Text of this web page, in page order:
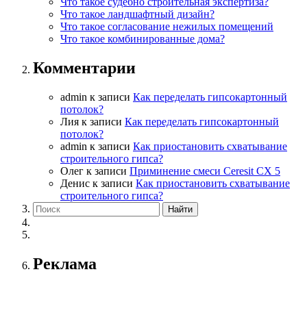
Что такое ландшафтный дизайн?
Что такое согласование нежилых помещений
Что такое комбинированные дома?
Комментарии
admin к записи Как переделать гипсокартонный
потолок?
Лия к записи Как переделать гипсокартонный
потолок?
admin к записи Как приостановить схватывание
строительного гипса?
Олег к записи Приминение смеси Ceresit СХ 5
Денис к записи Как приостановить схватывание
строительного гипса?
Реклама